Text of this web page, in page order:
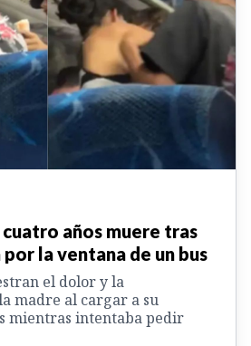
años muere tras
por la ventana de un bus
el dolor y la
madre al cargar a su
mientras intentaba pedir